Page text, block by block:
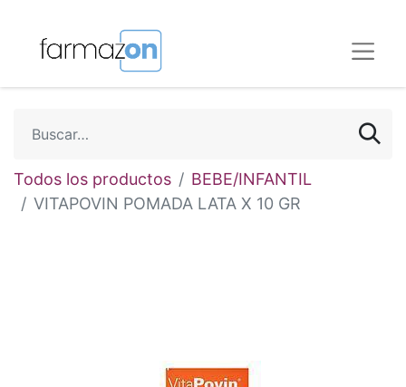
Todos los productos
BEBE/INFANTIL
VITAPOVIN POMADA LATA X 10 GR